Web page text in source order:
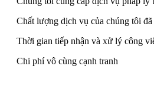
Chất lượng dịch vụ của chúng tôi
Thời gian tiếp nhận và xử lý công
Chi phí vô cùng cạnh tranh